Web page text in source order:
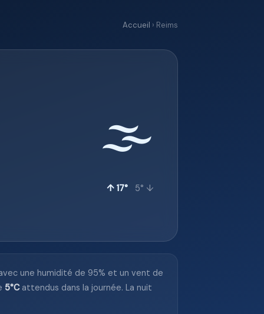
Accueil › Reims
🌫️
↑ 17° 5° ↓
une humidité de 95% et un vent de
5°Cattendus dans la journée. La nuit